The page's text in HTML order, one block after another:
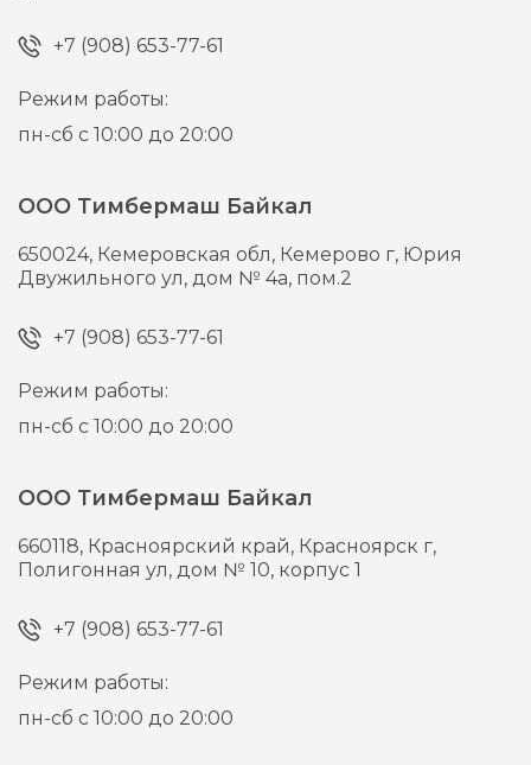
+7 (908) 653-77-61
Режим работы:
пн-сб с 10:00 до 20:00
ООО Тимбермаш Байкал
650024, Кемеровская обл, Кемерово г, Юрия
Двужильного ул, дом № 4а, пом.2
+7 (908) 653-77-61
Режим работы:
пн-сб с 10:00 до 20:00
ООО Тимбермаш Байкал
660118, Красноярский край, Красноярск г,
Полигонная ул, дом № 10, корпус 1
+7 (908) 653-77-61
Режим работы:
пн-сб с 10:00 до 20:00